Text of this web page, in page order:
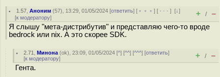
1.57 ,Аноним (57), 13:29, 01/05/2024 [ответить] [ ﹢﹢﹢] [ · · ·][↓]
[к модератору] + / –
Я слышу "мета-дистрибутив" и представляю чего-то вроде
bedrock или nix. А это скорее SDK.
2.71 ,Минона (ok), 23:09, 01/05/2024 [^] [^^] [^^^] [ответить]
[к модератору] + / –
Гента.